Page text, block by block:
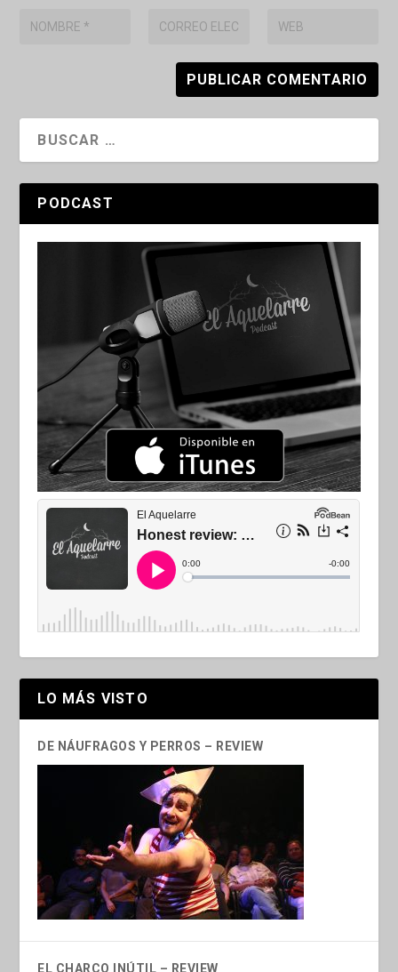
PODCAST
LO MÁS VISTO
DE NÁUFRAGOS Y PERROS – REVIEW
EL CHARCO INÚTIL – REVIEW